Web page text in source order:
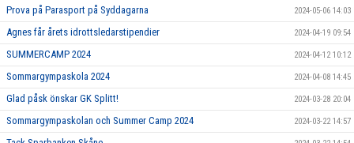
Prova på Parasport på Syddagarna 2024-05-06 14:03
Agnes får årets idrottsledarstipendier 2024-04-19 09:54
SUMMERCAMP 2024 2024-04-12 10:12
Sommargympaskola 2024 2024-04-08 14:45
Glad påsk önskar GK Splitt! 2024-03-28 20:04
Sommargympaskolan och Summer Camp 2024 2024-03-22 14:57